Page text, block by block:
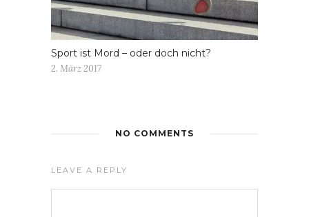
Sport ist Mord – oder doch nicht?
2. März 2017
NO COMMENTS
LEAVE A REPLY